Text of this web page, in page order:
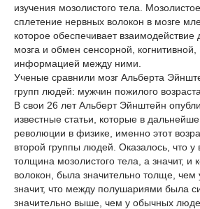
изучения мозолистого тела.
сплетение нервных волокон в мозге
которое обеспечивает взаимодействие
мозга и обмен сенсорной,
информацией между ними.
Ученые сравнили мозг Альберта
групп людей: мужчин пожилого
В свои 26 лет Альберт Эйнштейн
известные статьи, которые в
революции в физике, именно этот
второй группы людей. Оказалось, что у
толщина мозолистого тела, а значит, и
волокон, была значительно толще, чем
значит, что между полушариями была
значительно выше, чем у обычных